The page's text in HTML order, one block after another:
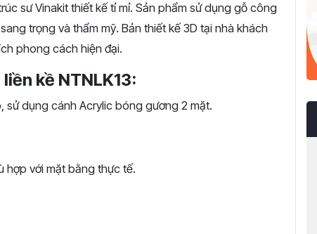
sư Vinakit thiết kế tỉ mỉ. Sản phẩm sử dụng gỗ công
trọng và thẩm mỹ. Bản thiết kế 3D tại nhà khách
phong cách hiện đại.
kề NTNLK13:
sử dụng cánh Acrylic bóng gương 2 mặt.
hợp với mặt bằng thực tế.